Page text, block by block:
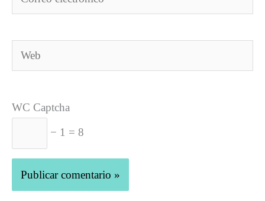
electrónico*
Web
WC Captcha
− 1 = 8